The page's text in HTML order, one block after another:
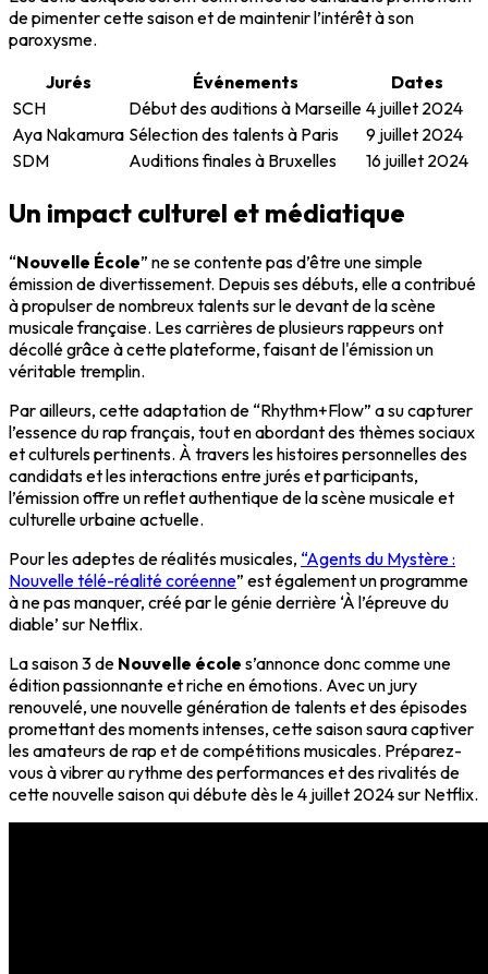
de pimenter cette saison et de maintenir l’intérêt à son
paroxysme.
Jurés
Événements
Dates
SCH
Début des auditions à Marseille 4 juillet 2024
Aya Nakamura Sélection des talents à Paris
9 juillet 2024
SDM
Auditions finales à Bruxelles 16 juillet 2024
Un impact culturel et médiatique
“Nouvelle École” ne se contente pas d’être une simple
émission de divertissement. Depuis ses débuts, elle a contribué
à propulser de nombreux talents sur le devant de la scène
musicale française. Les carrières de plusieurs rappeurs ont
décollé grâce à cette plateforme, faisant de l'émission un
véritable tremplin.
Par ailleurs, cette adaptation de “Rhythm+Flow” a su capturer
l’essence du rap français, tout en abordant des thèmes sociaux
et culturels pertinents. À travers les histoires personnelles des
candidats et les interactions entre jurés et participants,
l’émission offre un reflet authentique de la scène musicale et
culturelle urbaine actuelle.
Pour les adeptes de réalités musicales, “Agents du Mystère :
Nouvelle télé-réalité coréenne” est également un programme
à ne pas manquer, créé par le génie derrière ‘À l’épreuve du
diable’ sur Netflix.
La saison 3 de Nouvelle école s’annonce donc comme une
édition passionnante et riche en émotions. Avec un jury
renouvelé, une nouvelle génération de talents et des épisodes
promettant des moments intenses, cette saison saura captiver
les amateurs de rap et de compétitions musicales. Préparez-
vous à vibrer au rythme des performances et des rivalités de
cette nouvelle saison qui débute dès le 4 juillet 2024 sur Netflix.